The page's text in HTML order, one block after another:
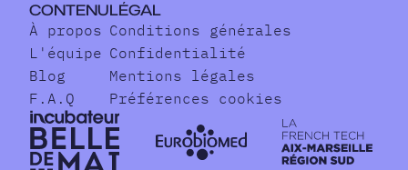
CONTENU
À propos
L'équipe
Blog
F.A.Q
LÉGAL
Conditions générales
Confidentialité
Mentions légales
Préférences cookies